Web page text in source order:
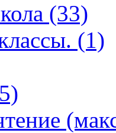
(33)
(1)